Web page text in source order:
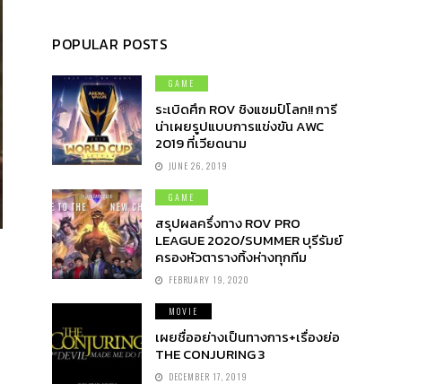
POPULAR POSTS
GAME
ระเบิดศึก ROV ชิงแชมป์โลก!! การี
น่าเผยรูปแบบการแข่งขัน AWC
2019 ที่เวียดนาม
JUNE 26, 2019
GAME
สรุปผลครึ่งทาง ROV PRO
LEAGUE 2020/SUMMER บุรีรัมย์
ครองหัวตารางทิ้งห่างทุกทีม
FEBRUARY 19, 2020
MOVIE
เผยชื่ออย่างเป็นทางการ+เรื่องย่อ
THE CONJURING 3
DECEMBER 17, 2019